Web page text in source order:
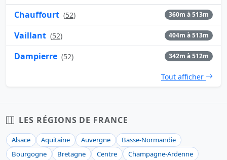
Chauffourt (52) 360m à 513m
Vaillant (52) 404m à 513m
Dampierre (52) 342m à 512m
Tout afficher
LES RÉGIONS DE FRANCE
Alsace Aquitaine Auvergne
Basse-Normandie
Bourgogne
Bretagne Centre
Champagne-Ardenne